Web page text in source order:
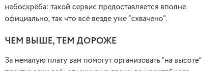
небоскрёба: такой сервис предоставляется вполне
официально, так что всё везде уже “схвачено”.
ЧЕМ ВЫШЕ, ТЕМ ДОРОЖЕ
За немалую плату вам помогут организовать “на высоте”